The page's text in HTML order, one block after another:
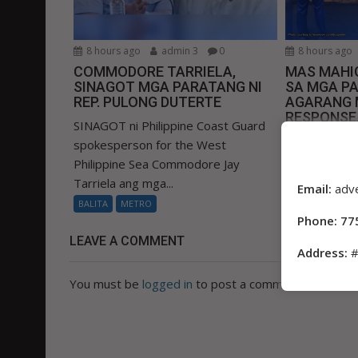
8 hours ago admin 3 0
COMMODORE TARRIELA,
SINAGOT MGA PARATANG NI
REP. PULONG DUTERTE
SINAGOT ni Philippine Coast Guard
spokesperson for the West
Philippine Sea Commodore Jay
Tarriela ang mga...
BALITA METRO
8 hours ago
MAS
SA MGA
AGARANG
Bong Go
LEAVE A COMMENT
You must be logged in to post a comment.
Email:
Phone:
Address: